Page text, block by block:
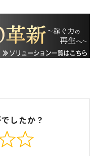
したか？